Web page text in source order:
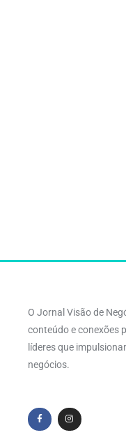
O Jornal Visão de
conteúdo e conexões
líderes que
negócios.